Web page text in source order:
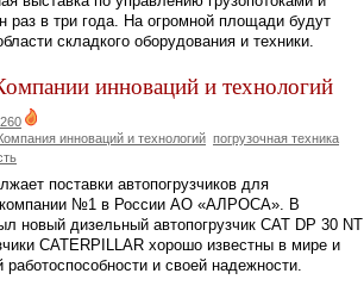
раз в три года. На огромной площади будут
складкого оборудования и техники.
инноваций и технологий
Компания инноваций и технологий погрузочная техника
поставки автопогрузчиков для
№1 в России АО «АЛРОСА». В
новый дизельный автопогрузчик САТ DP 30 NT
CATERPILLAR хорошо известны в мире и
и своей надежности.